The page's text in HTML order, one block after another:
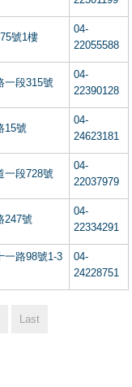
號1樓
04-
22055588
一段315號
04-
22390128
15號
04-
24623181
一段728號
04-
22037979
247號
04-
22334291
一路98號1-3
04-
24228751
Last